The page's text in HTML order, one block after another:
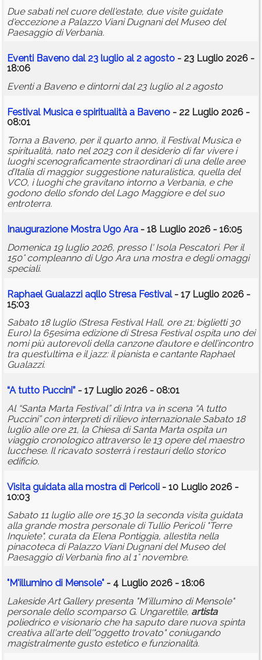
Due sabati nel cuore dell'estate, due visite guidate
d'eccezione a Palazzo Viani Dugnani del Museo del
Paesaggio di Verbania.
Eventi Baveno dal 23 luglio al 2 agosto - 23 Luglio 2026 -
18:06
Eventi a Baveno e dintorni dal 23 luglio al 2 agosto
Festival Musica e spiritualità a Baveno - 22 Luglio 2026 -
08:01
Torna a Baveno, per il quarto anno, il Festival Musica e
spiritualità, nato nel 2023 con il desiderio di far vivere i
luoghi scenograficamente straordinari di una delle aree
d’Italia di maggior suggestione naturalistica, quella del
VCO, i luoghi che gravitano intorno a Verbania, e che
godono dello sfondo del Lago Maggiore e del suo
entroterra.
Inaugurazione Mostra Ugo Ara - 18 Luglio 2026 - 16:05
Domenica 19 luglio 2026, presso l' Isola Pescatori. Per il
150° compleanno di Ugo Ara una mostra e degli omaggi
speciali.
Raphael Gualazzi aqllo Stresa Festival- 17 Luglio 2026 -
15:03
Sabato 18 luglio (Stresa Festival Hall, ore 21; biglietti 30
Euro) la 65esima edizione di Stresa Festival ospita uno dei
nomi più autorevoli della canzone d’autore e dell’incontro
tra quest’ultima e il jazz: il pianista e cantante Raphael
Gualazzi.
“A tutto Puccini” - 17 Luglio 2026 - 08:01
Al “Santa Marta Festival” di Intra va in scena “A tutto
Puccini” con interpreti di rilievo internazionale Sabato 18
luglio alle ore 21, la Chiesa di Santa Marta ospita un
viaggio cronologico attraverso le 13 opere del maestro
lucchese. Il ricavato sosterrà i restauri dello storico
edificio.
Visita guidata alla mostra di Pericoli - 10 Luglio 2026 -
10:03
Sabato 11 luglio alle ore 15.30 la seconda visita guidata
alla grande mostra personale di Tullio Pericoli "Terre
Inquiete", curata da Elena Pontiggia, allestita nella
pinacoteca di Palazzo Viani Dugnani del Museo del
Paesaggio di Verbania fino al 1° novembre.
"M'illumino di Mensole" - 4 Luglio 2026 - 18:06
Lakeside Art Gallery presenta "M'illumino di Mensole"
personale dello scomparso G. Ungarettile, artista
poliedrico e visionario che ha saputo dare nuova spinta
creativa all'arte dell'"oggetto trovato" coniugando
magistralmente gusto estetico e funzionalità.